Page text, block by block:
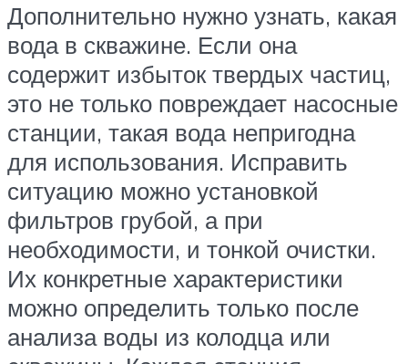
Дополнительно нужно узнать, какая
вода в скважине. Если она
содержит избыток твердых частиц,
это не только повреждает насосные
станции, такая вода непригодна
для использования. Исправить
ситуацию можно установкой
фильтров грубой, а при
необходимости, и тонкой очистки.
Их конкретные характеристики
можно определить только после
анализа воды из колодца или